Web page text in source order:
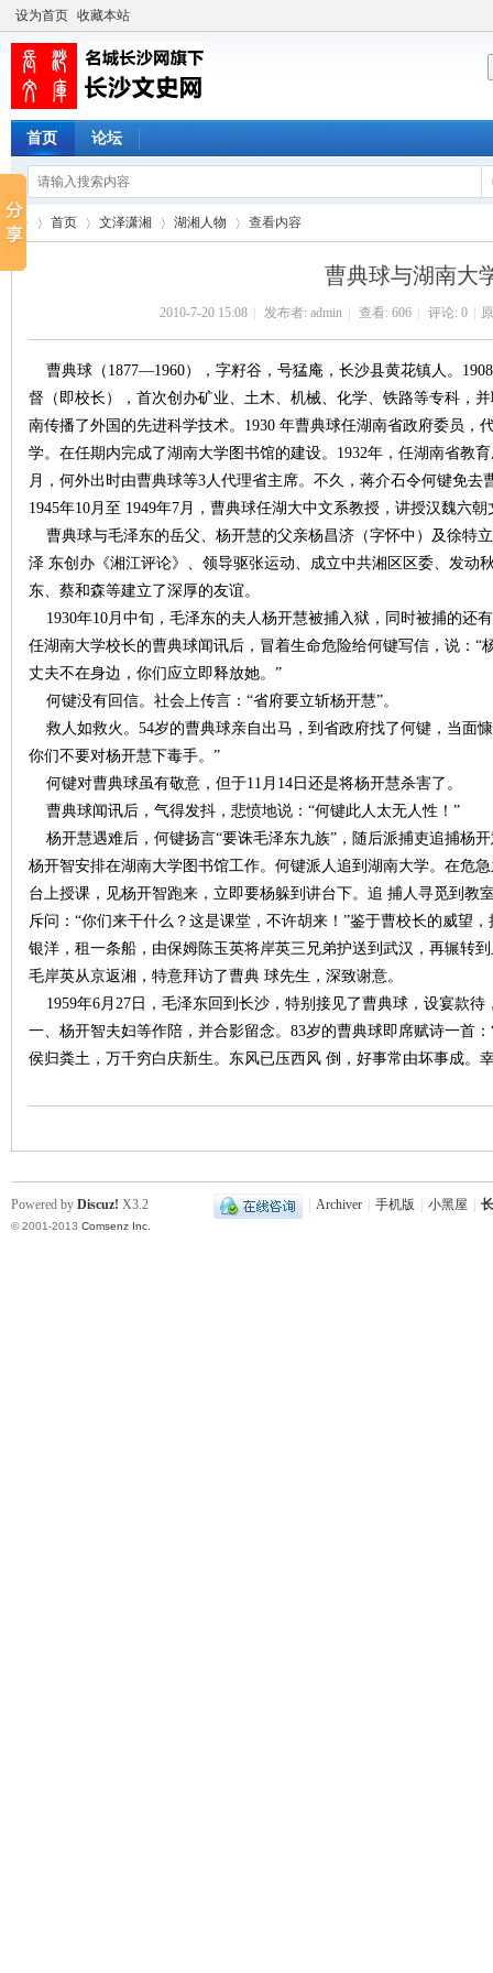
设为首页 收藏本站
首页 论坛
|
首页 文泽潇湘 湖湘人物
›
查看内容
曹典球与湖南大
2010-7-20 15:08 发布者: admin 查看: 606 评论: 0
曹典球（1877—1960），字籽谷，号猛庵，长沙县黄花镇人。
督（即校长），首次创办矿业、土木、机械、化学、铁路等专科，
南传播了外国的先进科学技术。1930 年曹典球任湖南省政府委员，
学。在任期内完成了湖南大学图书馆的建设。1932年，任湖南省教
月，何外出时由曹典球等3人代理省主席。不久，蒋介石令何键免
1945年10月至 1949年7月，曹典球任湖大中文系教授，讲授汉魏六
曹典球与毛泽东的岳父、杨开慧的父亲杨昌济（字怀中）及徐特
泽 东创办《湘江评论》、领导驱张运动、成立中共湘区区委、发动
东、蔡和森等建立了深厚的友谊。
1930年10月中旬，毛泽东的夫人杨开慧被捕入狱，同时被捕的还
任湖南大学校长的曹典球闻讯后，冒着生命危险给何键写信，说：“
丈夫不在身边，你们应立即释放她。”
何键没有回信。社会上传言：“省府要立斩杨开慧”。
救人如救火。54岁的曹典球亲自出马，到省政府找了何键，当面
你们不要对杨开慧下毒手。”
何键对曹典球虽有敬意，但于11月14日还是将杨开慧杀害了。
曹典球闻讯后，气得发抖，悲愤地说：“何键此人太无人性！”
杨开慧遇难后，何键扬言“要诛毛泽东九族”，随后派捕吏追捕杨
杨开智安排在湖南大学图书馆工作。何键派人追到湖南大学。在危
台上授课，见杨开智跑来，立即要杨躲到讲台下。追 捕人寻觅到教
斥问：“你们来干什么？这是课堂，不许胡来！”鉴于曹校长的威望
银洋，租一条船，由保姆陈玉英将岸英三兄弟护送到武汉，再辗转
毛岸英从京返湘，特意拜访了曹典 球先生，深致谢意。
1959年6月27日，毛泽东回到长沙，特别接见了曹典球，设宴款
一、杨开智夫妇等作陪，并合影留念。83岁的曹典球即席赋诗一首
侯归粪土，万千穷白庆新生。东风已压西风 倒，好事常由坏事成。
Archiver 手机版 小黑屋
Powered by Discuz! X3.2
© 2001-2013 Comsenz Inc.